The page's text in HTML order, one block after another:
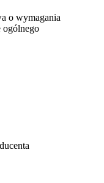
o wymagania
ogólnego